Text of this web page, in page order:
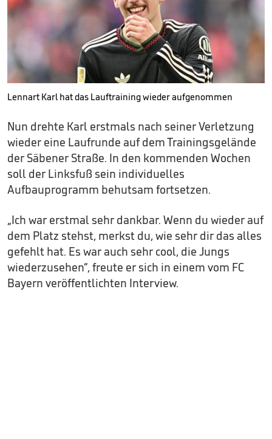
Lennart Karl hat das Lauftraining wieder aufgenommen
Nun drehte Karl erstmals nach seiner Verletzung
wieder eine Laufrunde auf dem Trainingsgelände
der Säbener Straße. In den kommenden Wochen
soll der Linksfuß sein individuelles
Aufbauprogramm behutsam fortsetzen.
„Ich war erstmal sehr dankbar. Wenn du wieder auf
dem Platz stehst, merkst du, wie sehr dir das alles
gefehlt hat. Es war auch sehr cool, die Jungs
wiederzusehen“, freute er sich in einem vom FC
Bayern veröffentlichten Interview.